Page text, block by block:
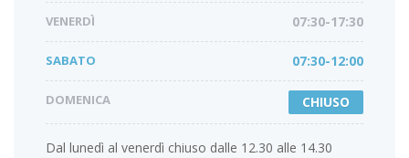
VENERDÌ 07:30-17:30
SABATO 07:30-12:00
DOMENICA CHIUSO
Dal lunedì al venerdì chiuso dalle 12.30 alle 14.30